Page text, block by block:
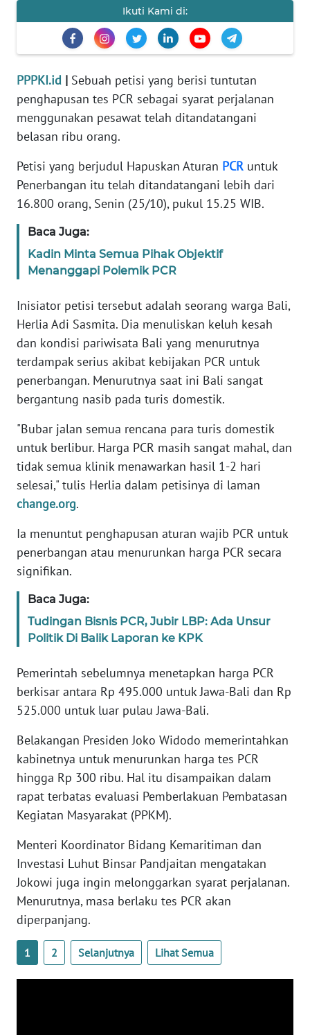
Ikuti Kami di:
PPPKI.id | Sebuah petisi yang berisi tuntutan
penghapusan tes PCR sebagai syarat perjalanan
menggunakan pesawat telah ditandatangani
belasan ribu orang.
Petisi yang berjudul Hapuskan Aturan PCR untuk
Penerbangan itu telah ditandatangani lebih dari
16.800 orang, Senin (25/10), pukul 15.25 WIB.
Baca Juga:
Kadin Minta Semua Pihak Objektif
Menanggapi Polemik PCR
Inisiator petisi tersebut adalah seorang warga Bali,
Herlia Adi Sasmita. Dia menuliskan keluh kesah
dan kondisi pariwisata Bali yang menurutnya
terdampak serius akibat kebijakan PCR untuk
penerbangan. Menurutnya saat ini Bali sangat
bergantung nasib pada turis domestik.
"Bubar jalan semua rencana para turis domestik
untuk berlibur. Harga PCR masih sangat mahal, dan
tidak semua klinik menawarkan hasil 1-2 hari
selesai," tulis Herlia dalam petisinya di laman
change.org.
Ia menuntut penghapusan aturan wajib PCR untuk
penerbangan atau menurunkan harga PCR secara
signifikan.
Baca Juga:
Tudingan Bisnis PCR, Jubir LBP: Ada Unsur
Politik Di Balik Laporan ke KPK
Pemerintah sebelumnya menetapkan harga PCR
berkisar antara Rp 495.000 untuk Jawa-Bali dan Rp
525.000 untuk luar pulau Jawa-Bali.
Belakangan Presiden Joko Widodo memerintahkan
kabinetnya untuk menurunkan harga tes PCR
hingga Rp 300 ribu. Hal itu disampaikan dalam
rapat terbatas evaluasi Pemberlakuan Pembatasan
Kegiatan Masyarakat (PPKM).
Menteri Koordinator Bidang Kemaritiman dan
Investasi Luhut Binsar Pandjaitan mengatakan
Jokowi juga ingin melonggarkan syarat perjalanan.
Menurutnya, masa berlaku tes PCR akan
diperpanjang.
1 2 Selanjutnya Lihat Semua
Informasi
INDEKS
KONTAK
KAMI
INFO
IKLAN
KAMI
PEDOMAN
SIBER
REDAKSI
KARIR
DISCLAIMER
News
Regional
WN
WN
JAKARTA
WN
JABAR
BANTEN
WN
NTT
KEPRI
WN
PAPUA
PAPUA
BARAT